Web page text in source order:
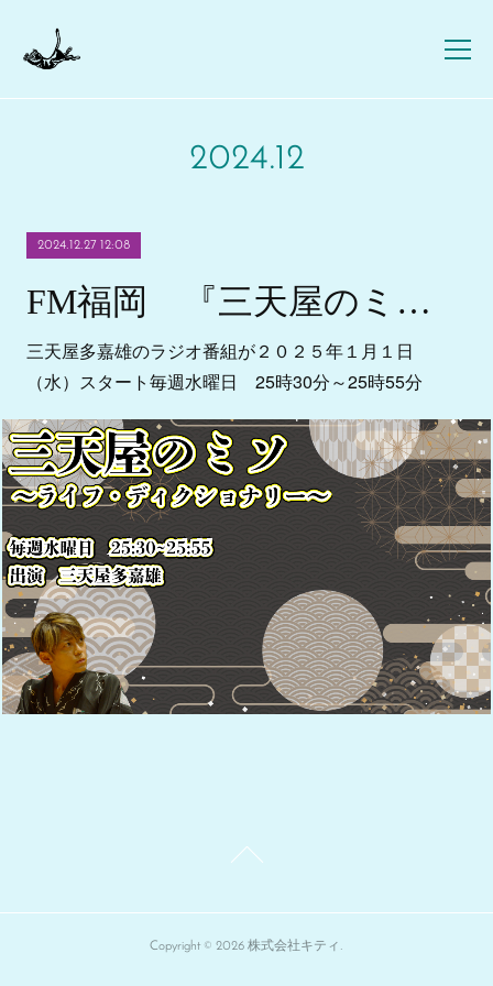
2024.12
2024.12.27 12:08
FM福岡 『三天屋のミソ～ライフ ディクショナリー～』
三天屋多嘉雄のラジオ番組が２０２５年１月１日
（水）スタート毎週水曜日 25時30分～25時55分
Copyright © 2026 株式会社キティ .